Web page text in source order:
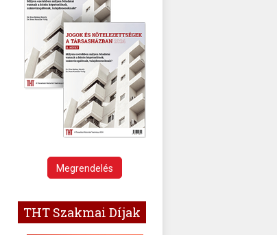
Megrendelés
THT Szakmai Díjak